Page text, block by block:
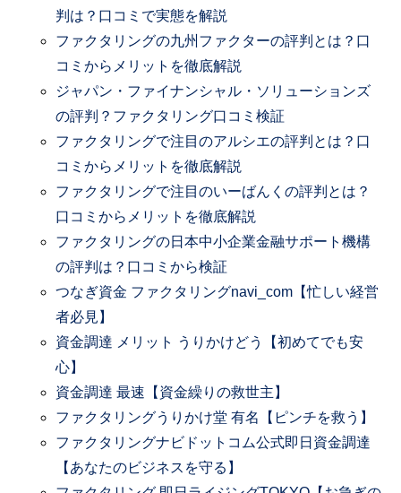
判は？口コミで実態を解説
ファクタリングの九州ファクターの評判とは？口
コミからメリットを徹底解説
ジャパン・ファイナンシャル・ソリューションズ
の評判？ファクタリング口コミ検証
ファクタリングで注目のアルシエの評判とは？口
コミからメリットを徹底解説
ファクタリングで注目のいーばんくの評判とは？
口コミからメリットを徹底解説
ファクタリングの日本中小企業金融サポート機構
の評判は？口コミから検証
つなぎ資金 ファクタリングnavi_com【忙しい経営
者必見】
資金調達 メリット うりかけどう【初めてでも安
心】
資金調達 最速【資金繰りの救世主】
ファクタリングうりかけ堂 有名【ピンチを救う】
ファクタリングナビドットコム公式即日資金調達
【あなたのビジネスを守る】